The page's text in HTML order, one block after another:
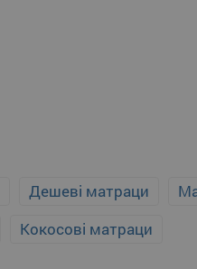
Дешеві матраци
Кокосові матраци